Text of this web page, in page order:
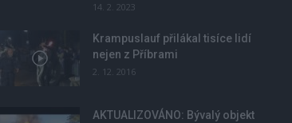
14. 2. 2023
Krampuslauf přilákal tisíce lidí
nejen z Příbrami
2. 12. 2016
AKTUALIZOVÁNO: Bývalý objekt